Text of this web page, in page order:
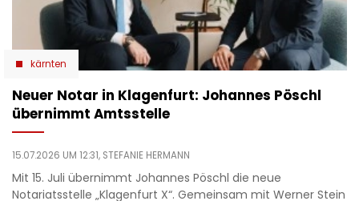
kärnten
Neuer Notar in Klagenfurt: Johannes Pöschl
übernimmt Amtsstelle
15.07.2026 UM 12:31, STEFANIE HERMANN
Mit 15. Juli übernimmt Johannes Pöschl die neue
Notariatsstelle „Klagenfurt X“. Gemeinsam mit Werner Stein